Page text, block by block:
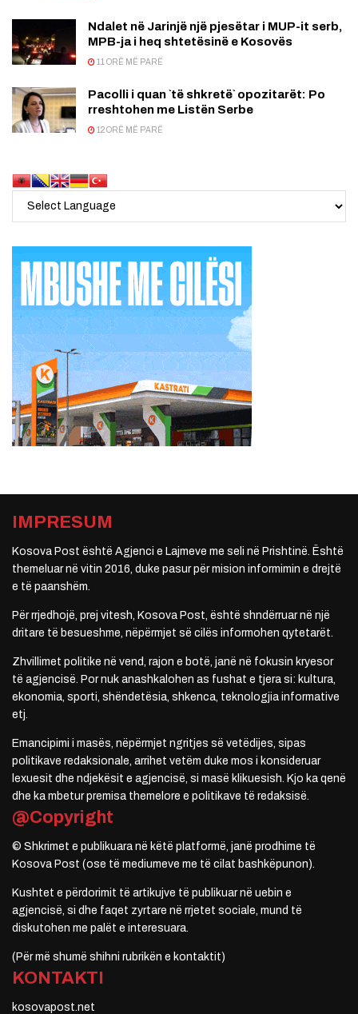
Ndalet në Jarinjë një pjesëtar i MUP-it serb,
MPB-ja i heq shtetësinë e Kosovës
11 ORË MË PARË
Pacolli i quan `të shkretë` opozitarët: Po
rreshtohen me Listën Serbe
12 ORË MË PARË
IMPRESUM
Kosova Post është Agjenci e Lajmeve me seli në Prishtinë. Është
themeluar në vitin 2016, duke pasur për mision informimin e drejtë
e të paanshëm.
Për rrjedhojë, prej vitesh, Kosova Post, është shndërruar në një
dritare të besueshme, nëpërmjet së cilës informohen qytetarët.
Zhvillimet politike në vend, rajon e botë, janë në fokusin kryesor
të agjencisë. Por nuk anashkalohen as fushat e tjera si: kultura,
ekonomia, sporti, shëndetësia, shkenca, teknologjia informative
etj.
Emancipimi i masës, nëpërmjet ngritjes së vetëdijes, sipas
politikave redaksionale, arrihet vetëm duke mos i konsideruar
lexuesit dhe ndjekësit e agjencisë, si masë klikuesish. Kjo ka qenë
dhe ka mbetur premisa themelore e politikave të redaksisë.
@Copyright
© Shkrimet e publikuara në këtë platformë, janë prodhime të
Kosova Post (ose të mediumeve me të cilat bashkëpunon).
Kushtet e përdorimit të artikujve të publikuar në uebin e
agjencisë, si dhe faqet zyrtare në rrjetet sociale, mund të
diskutohen me palët e interesuara.
(Për më shumë shihni rubrikën e kontaktit)
KONTAKTI
kosovapost.net